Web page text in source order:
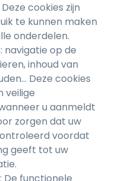
cookies zijn
te kunnen maken
onderdelen.
navigatie op de
inhoud van
Deze cookies
veilige
u aanmeldt
zorgen dat uw
voordat
geeft tot uw